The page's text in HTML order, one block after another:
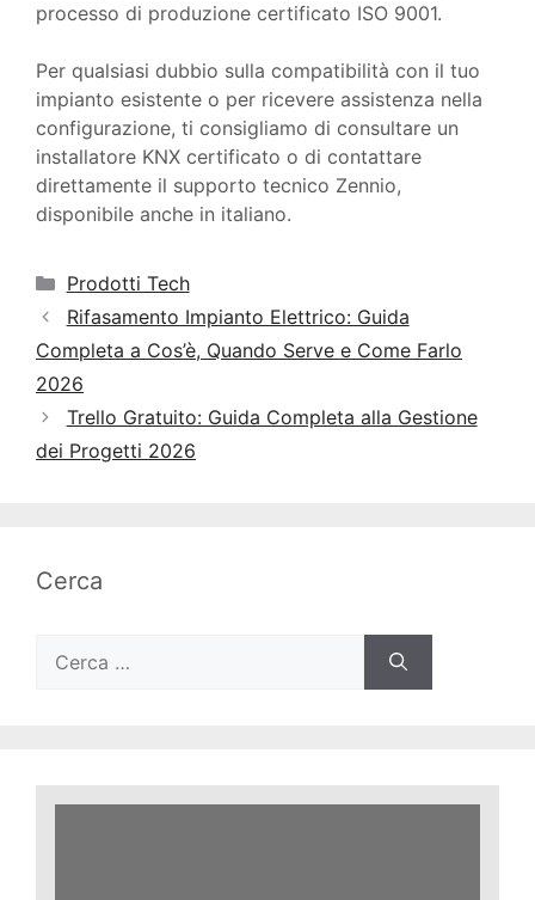
processo di produzione certificato ISO 9001.
Per qualsiasi dubbio sulla compatibilità con il tuo
impianto esistente o per ricevere assistenza nella
configurazione, ti consigliamo di consultare un
installatore KNX certificato o di contattare
direttamente il supporto tecnico Zennio,
disponibile anche in italiano.
Categorie
Prodotti Tech
Rifasamento Impianto Elettrico: Guida
Completa a Cos’è, Quando Serve e Come Farlo
2026
Trello Gratuito: Guida Completa alla Gestione
dei Progetti 2026
Cerca
per: